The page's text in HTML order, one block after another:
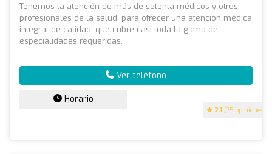
2.1 (75 opiniones)
Tenemos la atención de más de setenta médicos y otros
profesionales de la salud, para ofrecer una atención médica
integral de calidad, que cubre casi toda la gama de
especialidades requeridas.
Ver teléfono
Horario